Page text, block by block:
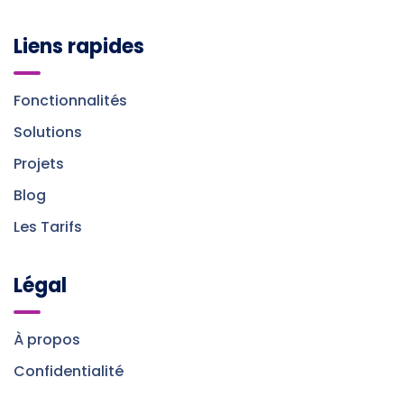
Liens rapides
Fonctionnalités
Solutions
Projets
Blog
Les Tarifs
Légal
À propos
Confidentialité